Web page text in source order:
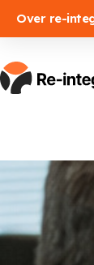
Over re-